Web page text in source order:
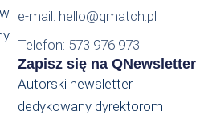
e-mail: hello@qmatch.pl
Telefon: 573 976 973
Zapisz się na QNewsletter
Autorski newsletter
dedykowany dyrektorom